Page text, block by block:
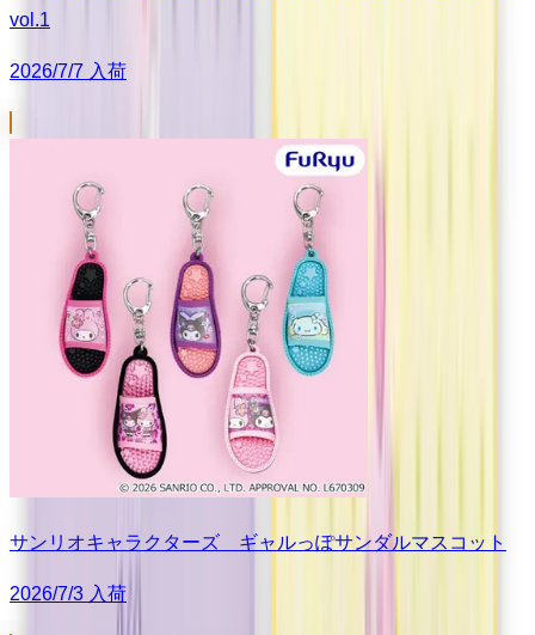
vol.1
2026/7/7 入荷
サンリオキャラクターズ ギャルっぽサンダルマスコット
2026/7/3 入荷